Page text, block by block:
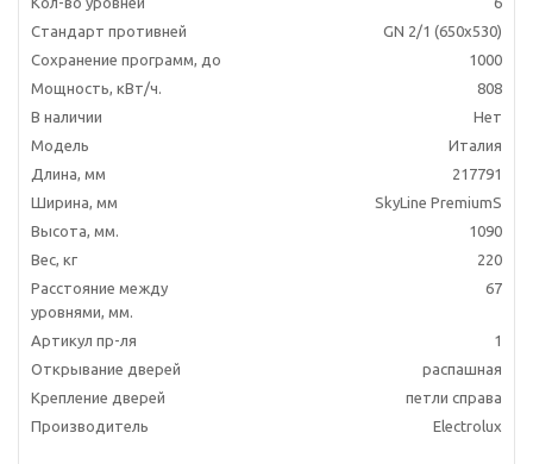
Стандарт противней
GN 2/1 (650х530)
Сохранение программ, до
1000
Мощность, кВт/ч.
808
В наличии
Нет
Модель
Италия
Длина, мм
217791
Ширина, мм
SkyLine PremiumS
Высота, мм.
1090
Вес, кг
220
Расстояние между
уровнями, мм.
67
Артикул пр-ля
1
Открывание дверей
распашная
Крепление дверей
петли справа
Производитель
Electrolux